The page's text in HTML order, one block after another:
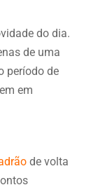
do dia.
de uma
período de
em
de volta